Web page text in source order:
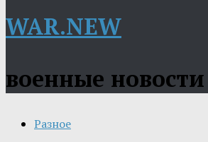
WAR.NEW
военные новости
Разное